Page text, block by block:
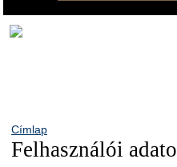
Címlap
Felhasználói